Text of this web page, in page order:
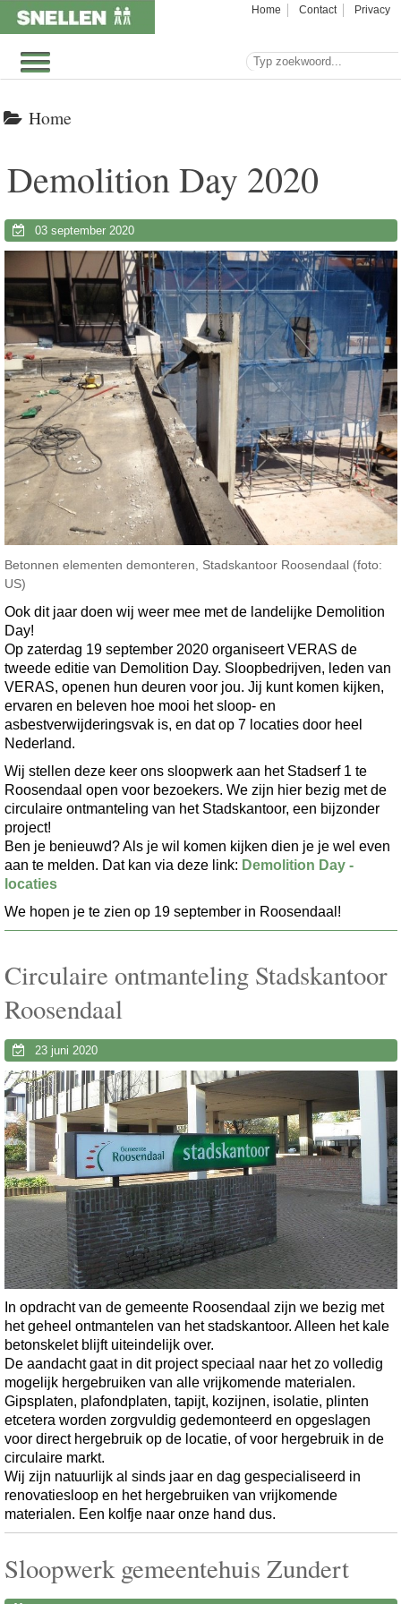
Home Contact Privacy
Home
Demolition Day 2020
03 september 2020
Betonnen elementen demonteren, Stadskantoor Roosendaal (foto:
US)
Ook dit jaar doen wij weer mee met de landelijke Demolition
Day!
Op zaterdag 19 september 2020 organiseert VERAS de
tweede editie van Demolition Day. Sloopbedrijven, leden van
VERAS, openen hun deuren voor jou. Jij kunt komen kijken,
ervaren en beleven hoe mooi het sloop- en
asbestverwijderingsvak is, en dat op 7 locaties door heel
Nederland.
Wij stellen deze keer ons sloopwerk aan het Stadserf 1 te
Roosendaal open voor bezoekers. We zijn hier bezig met de
circulaire ontmanteling van het Stadskantoor, een bijzonder
project!
Ben je benieuwd? Als je wil komen kijken dien je je wel even
aan te melden. Dat kan via deze link: Demolition Day -
locaties
We hopen je te zien op 19 september in Roosendaal!
Circulaire ontmanteling Stadskantoor
Roosendaal
23 juni 2020
In opdracht van de gemeente Roosendaal zijn we bezig met
het geheel ontmantelen van het stadskantoor. Alleen het kale
betonskelet blijft uiteindelijk over.
De aandacht gaat in dit project speciaal naar het zo volledig
mogelijk hergebruiken van alle vrijkomende materialen.
Gipsplaten, plafondplaten, tapijt, kozijnen, isolatie, plinten
etcetera worden zorgvuldig gedemonteerd en opgeslagen
voor direct hergebruik op de locatie, of voor hergebruik in de
circulaire markt.
Wij zijn natuurlijk al sinds jaar en dag gespecialiseerd in
renovatiesloop en het hergebruiken van vrijkomende
materialen. Een kolfje naar onze hand dus.
Sloopwerk gemeentehuis Zundert